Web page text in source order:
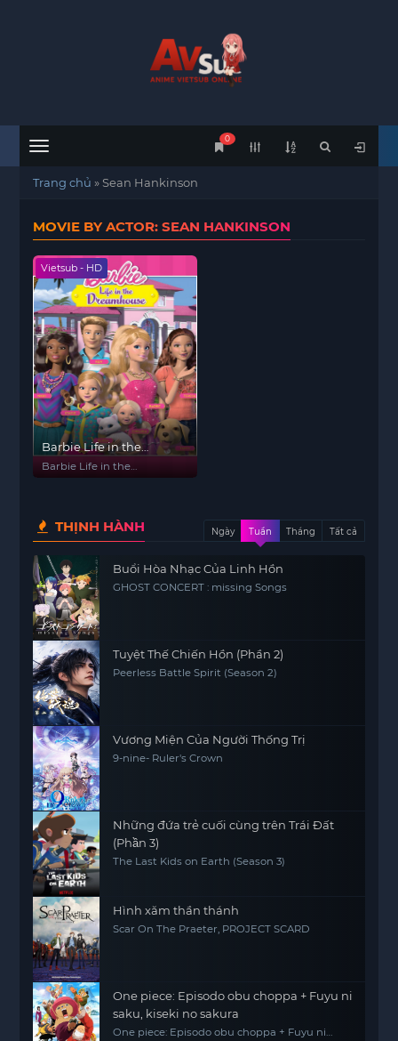
Menu
0
Trang chủ »Sean Hankinson
MOVIE BY ACTOR: SEAN HANKINSON
Vietsub - HD
Barbie Life in the
Dreamhouse
Barbie Life in the
THỊNH HÀNH Ngày Tuần Tháng Tất cả
Buổi Hòa Nhạc Của Linh Hồn
GHOST CONCERT : missing Songs
Tuyệt Thế Chiến Hồn (Phần 2)
Peerless Battle Spirit (Season 2)
Vương Miện Của Người Thống Trị
9-nine- Ruler's Crown
Những đứa trẻ cuối cùng trên Trái Đất
(Phần 3)
The Last Kids on Earth (Season 3)
Hình xăm thần thánh
Scar On The Praeter, PROJECT SCARD
One piece: Episodo obu choppa + Fuyu ni
saku, kiseki no sakura
One piece: Episodo obu choppa + Fuyu ni